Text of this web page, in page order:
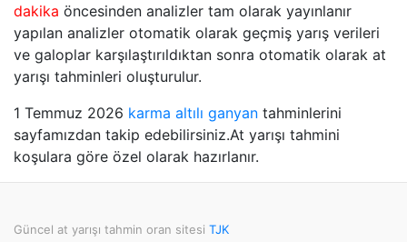
dakika öncesinden analizler tam olarak yayınlanır
yapılan analizler otomatik olarak geçmiş yarış verileri
ve galoplar karşılaştırıldıktan sonra otomatik olarak at
yarışı tahminleri oluşturulur.
1 Temmuz 2026 karma altılı ganyan tahminlerini
sayfamızdan takip edebilirsiniz.At yarışı tahmini
koşulara göre özel olarak hazırlanır.
Güncel at yarışı tahmin oran sitesi TJK